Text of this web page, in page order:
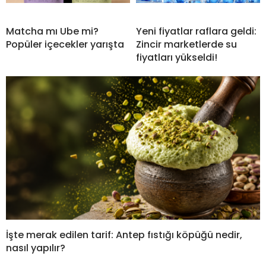
Matcha mı Ube mi?
Popüler içecekler yarışta
Yeni fiyatlar raflara geldi:
Zincir marketlerde su
fiyatları yükseldi!
İşte merak edilen tarif: Antep fıstığı köpüğü nedir,
nasıl yapılır?